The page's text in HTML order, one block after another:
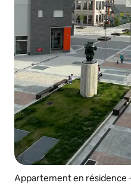
Appartement en résidence